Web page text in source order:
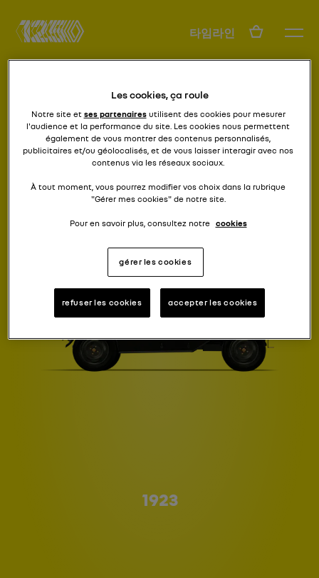
타임라인 KO
A형
II형
1923
Les cookies, ça roule
Notre site et ses partenairesutilisent des cookies pour mesurer
l'audience et la performance du site. Les cookies nous permettent
également de vous montrer des contenus personnalisés,
publicitaires et/ou géolocalisés, et de vous laisser interagir avec nos
contenus via les réseaux sociaux.
À tout moment, vous pourrez modifier vos choix dans la rubrique
"Gérer mes cookies" de notre site.
Pour en savoir plus, consultez notre cookies
gérer les cookies
refuser les cookies accepter les cookies